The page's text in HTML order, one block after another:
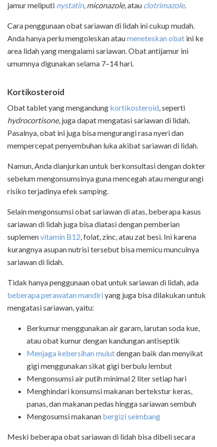
jamur meliputi nystatin, miconazole, atau clotrimazole.
Cara penggunaan obat sariawan di lidah ini cukup mudah.
Anda hanya perlu mengoleskan ataumeneteskan obat ini ke
area lidah yang mengalami sariawan. Obat antijamur ini
umumnya digunakan selama 7–14 hari.
Kortikosteroid
Obat tablet yang mengandung kortikosteroid, seperti
hydrocortisone, juga dapat mengatasi sariawan di lidah.
Pasalnya, obat ini juga bisa mengurangi rasa nyeri dan
mempercepat penyembuhan luka akibat sariawan di lidah.
Namun, Anda dianjurkan untuk berkonsultasi dengan dokter
sebelum mengonsumsinya guna mencegah atau mengurangi
risiko terjadinya efek samping.
Selain mengonsumsi obat sariawan di atas, beberapa kasus
sariawan di lidah juga bisa diatasi dengan pemberian
suplemenvitamin B12, folat, zinc, atau zat besi. Ini karena
kurangnya asupan nutrisi tersebut bisa memicu munculnya
sariawan di lidah.
Tidak hanya penggunaan obat untuk sariawan di lidah, ada
beberapa perawatan mandiriyang juga bisa dilakukan untuk
mengatasi sariawan, yaitu:
Berkumur menggunakan air garam, larutan soda kue,
atau obat kumur dengan kandungan antiseptik
Menjaga kebersihan mulutdengan baik dan menyikat
gigi menggunakan sikat gigi berbulu lembut
Mengonsumsi air putih minimal 2 liter setiap hari
Menghindari konsumsi makanan bertekstur keras,
panas, dan makanan pedas hingga sariawan sembuh
Mengosumsi makanan bergizi seimbang
Meski beberapa obat sariawan di lidah bisa dibeli secara